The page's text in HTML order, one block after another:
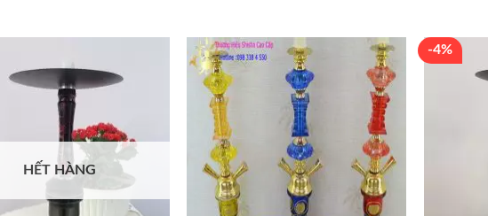
HẾT HÀNG
-4%